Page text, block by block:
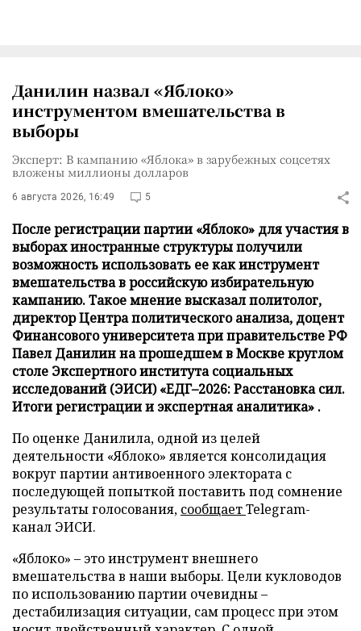
Данилин назвал «Яблоко»
инструментом вмешательства в
выборы
Эксперт: В кампанию «Яблока» в зарубежных соцсетях
вложены миллионы долларов
6 августа 2026, 16:49 5
После регистрации партии «Яблоко» для участия в
выборах иностранные структуры получили
возможность использовать ее как инструмент
вмешательства в российскую избирательную
кампанию. Такое мнение высказал политолог,
директор Центра политического анализа, доцент
Финансового университета при правительстве РФ
Павел Данилин на прошедшем в Москве круглом
столе Экспертного института социальных
исследований (ЭИСИ) «ЕДГ–2026: Расстановка сил.
Итоги регистрации и экспертная аналитика» .
По оценке Данилила, одной из целей
деятельности «Яблоко» является консолидация
вокруг партии антивоенного электората с
последующей попыткой поставить под сомнение
результаты голосования, сообщаетTelegram-
канал ЭИСИ.
«Яблоко» – это инструмент внешнего
вмешательства в наши выборы. Цели кукловодов
по использованию партии очевидны –
дестабилизация ситуации, сам процесс при этом